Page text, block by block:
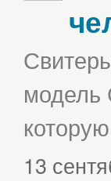
модель
13